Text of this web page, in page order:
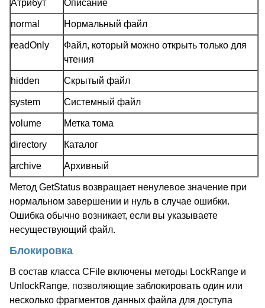
Атрибут Описание
normal Нормальный файл
readOnly
Файл, который можно открыть только для
чтения
hidden Скрытый файл
system Системный файл
volume Метка тома
directory Каталог
archive Архивный
Метод GetStatus возвращает ненулевое значение при
нормальном завершении и нуль в случае ошибки.
Ошибка обычно возникает, если вы указываете
несуществующий файл.
Блокировка
В состав класса CFile включены методы LockRange и
UnlockRange, позволяющие заблокировать один или
несколько фрагментов данных файла для доступа